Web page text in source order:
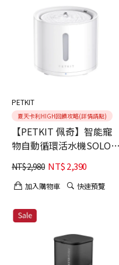
PETKIT
夏天卡利HIGH回饋攻略(詳情請點)
【PETKIT 佩奇】智能寵
物自動循環活水機SOLO 2
寵物飲水機 無線馬達
NT$2,980 NT$2,390
加入購物車 快速預覽